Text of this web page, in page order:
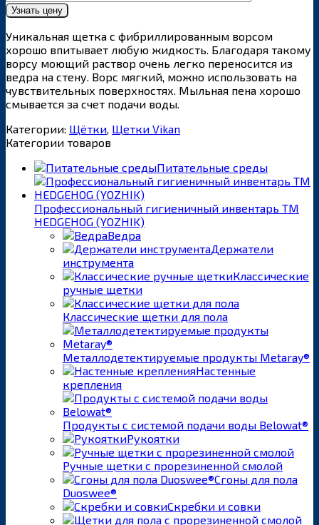
Уникальная щетка с фибриллированным ворсом
хорошо впитывает любую жидкость. Благодаря такому
ворсу моющий раствор очень легко переносится из
ведра на стену. Ворс мягкий, можно использовать на
чувствительных поверхностях. Мыльная пена хорошо
смывается за счет подачи воды.
Категории: Щётки Щетки Vikan
Категории товаров
Питательные среды
Профессиональный гигиеничный инвентарь ТМ
HEDGEHOG (YOZHIK)
Ведра
Держатели
инструмента
Классические
ручные щетки
Классические щетки для пола
Металлодетектируемые продукты Metaray®
Настенные
крепления
Продукты с системой подачи воды Belowat®
Рукоятки
Ручные щетки с прорезиненной смолой
Сгоны для пола
Duoswee®
Скребки и совки